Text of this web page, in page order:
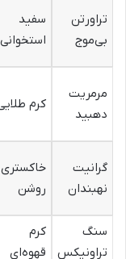
تراورتن
بی‌موج
سفید
استخوانی
مرمریت
دهبید
کرم
گرانیت
نهبندان
خاکستری
روشن
سنگ
تراونیکس
کرم
قهوه‌ای